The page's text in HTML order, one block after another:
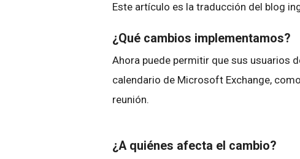
Este artículo es la traducción del blog
¿Qué cambios implementamos?
Ahora puede permitir que sus usuarios
calendario de Microsoft Exchange,
reunión.
¿A quiénes afecta el cambio?